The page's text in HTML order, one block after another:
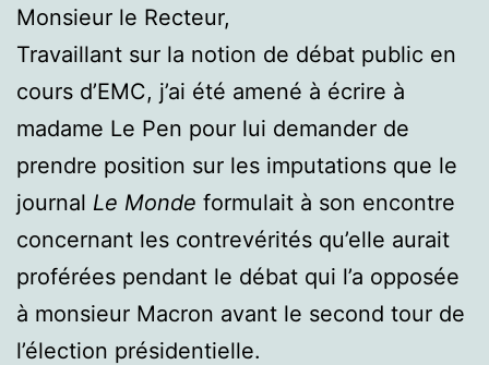
Monsieur le Recteur,
Travaillant sur la notion de débat public en
cours d’EMC, j’ai été amené à écrire à
madame Le Pen pour lui demander de
prendre position sur les imputations que le
journal Le Monde formulait à son encontre
concernant les contrevérités qu’elle aurait
proférées pendant le débat qui l’a opposée
à monsieur Macron avant le second tour de
l’élection présidentielle.